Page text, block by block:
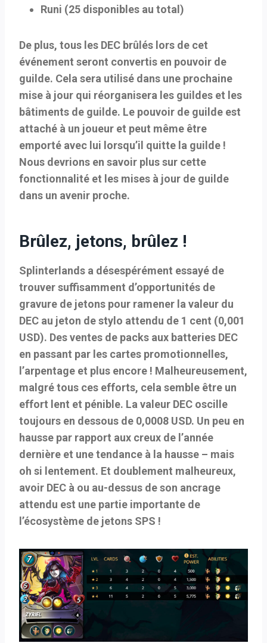
Runi (25 disponibles au total)
De plus, tous les DEC brûlés lors de cet
événement seront convertis en pouvoir de
guilde. Cela sera utilisé dans une prochaine
mise à jour qui réorganisera les guildes et les
bâtiments de guilde. Le pouvoir de guilde est
attaché à un joueur et peut même être
emporté avec lui lorsqu’il quitte la guilde !
Nous devrions en savoir plus sur cette
fonctionnalité et les mises à jour de guilde
dans un avenir proche.
Brûlez, jetons, brûlez !
Splinterlands a désespérément essayé de
trouver suffisamment d’opportunités de
gravure de jetons pour ramener la valeur du
DEC au jeton de stylo attendu de 1 cent (0,001
USD). Des ventes de packs aux batteries DEC
en passant par les cartes promotionnelles,
l’arpentage et plus encore ! Malheureusement,
malgré tous ces efforts, cela semble être un
effort lent et pénible. La valeur DEC oscille
toujours en dessous de 0,0008 USD. Un peu en
hausse par rapport aux creux de l’année
dernière et une tendance à la hausse – mais
oh si lentement. Et doublement malheureux,
avoir DEC à ou au-dessus de son ancrage
attendu est une partie importante de
l’écosystème de jetons SPS !